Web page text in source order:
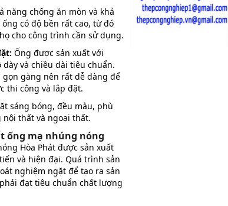
năng chống ăn mòn và khả
có độ bền rất cao, từ đó
cho công trình cần sử dụng.
Ống được sản xuất với
và chiều dài tiêu chuẩn.
gọn gàng nên rất dễ dàng để
thi công và lắp đặt.
sáng bóng, đều màu, phù
thất và ngoại thất.
ống mạ nhúng nóng
Hòa Phát được sản xuất
và hiện đại. Quá trình sản
nghiệm ngặt để tạo ra sản
đạt tiêu chuẩn chất lượng